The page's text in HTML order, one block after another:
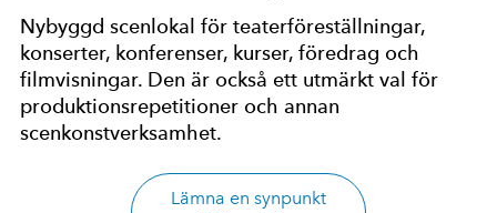
Nybyggd scenlokal för teaterföreställningar,
konserter, konferenser, kurser, föredrag och
filmvisningar. Den är också ett utmärkt val för
produktionsrepetitioner och annan
scenkonstverksamhet.
Lämna en synpunkt